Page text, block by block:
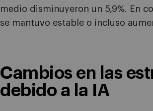
medio disminuyeron un 5,9%. En
se mantuvo estable o incluso
Cambios en las
debido a la IA